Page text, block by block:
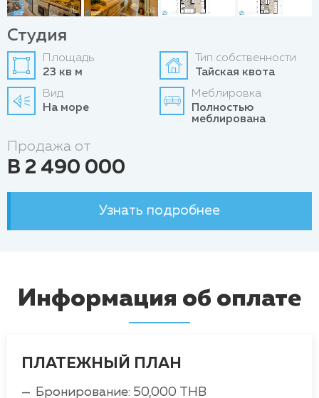
Студия
Площадь
23 кв м
Тип собственности
Тайская квота
Вид
На море
Меблировка
Полностью
меблирована
Продажа от
B 2 490 000
Узнать подробнее
Информация об оплате
ПЛАТЕЖНЫЙ ПЛАН
Бронирование: 50,000 THB